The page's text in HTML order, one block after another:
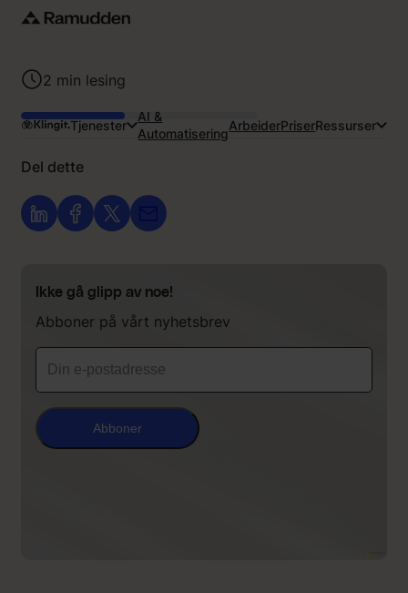
Tjenester
AI &
Automatisering
ArbeiderPriserRessurser
2 min lesing
Del dette
Ikke gå glipp av noe!
Abboner på vårt nyhetsbrev
Abboner